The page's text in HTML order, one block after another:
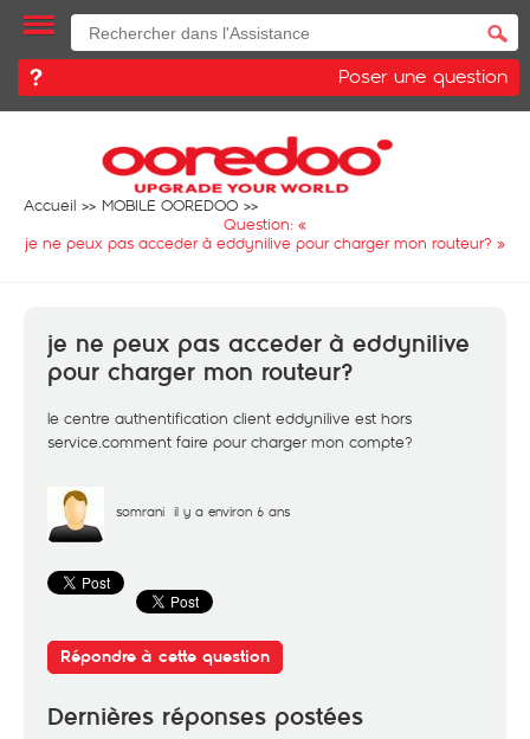
Poser une question
Accueil
MOBILE OOREDOO
Question: «
je ne peux pas acceder à eddynilive pour charger mon routeur? »
je ne peux pas acceder à eddynilive
pour charger mon routeur?
le centre authentification client eddynilive est hors
service.comment faire pour charger mon compte?
somrani il y a environ 6 ans
Répondre à cette question
Dernières réponses postées